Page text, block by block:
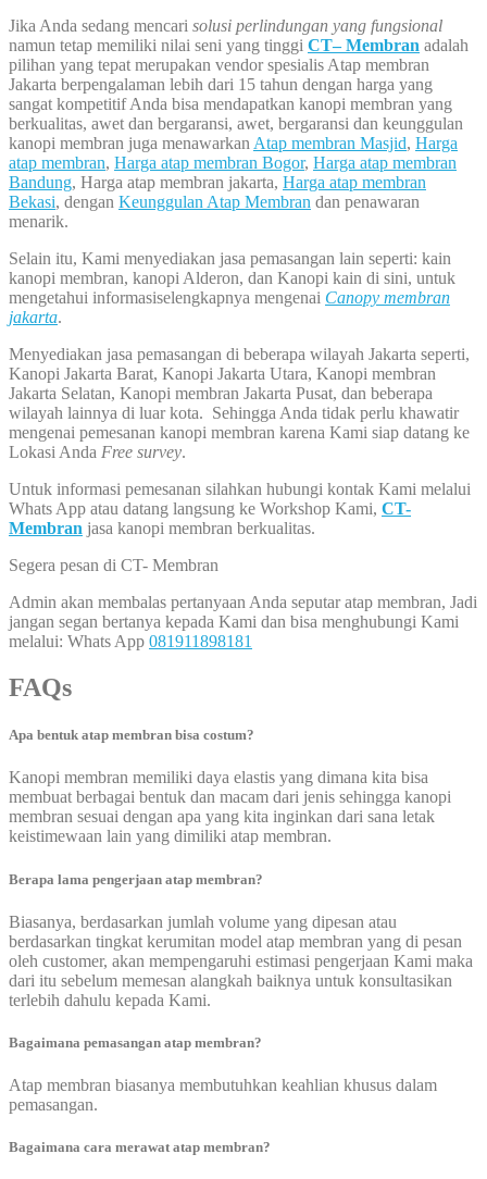
Jika Anda sedang mencari solusi perlindungan yang fungsional
namun tetap memiliki nilai seni yang tinggi CT– Membran adalah
pilihan yang tepat merupakan vendor spesialis Atap membran
Jakarta berpengalaman lebih dari 15 tahun dengan harga yang
sangat kompetitif Anda bisa mendapatkan kanopi membran yang
berkualitas, awet dan bergaransi, awet, bergaransi dan keunggulan
kanopi membran juga menawarkan Atap membran Masjid, Harga
atap membran, Harga atap membran Bogor, Harga atap membran
Bandung, Harga atap membran jakarta, Harga atap membran
Bekasi, dengan Keunggulan Atap Membran dan penawaran
menarik.
Selain itu, Kami menyediakan jasa pemasangan lain seperti: kain
kanopi membran, kanopi Alderon, dan Kanopi kain di sini, untuk
mengetahui informasiselengkapnya mengenai Canopy membran
jakarta.
Menyediakan jasa pemasangan di beberapa wilayah Jakarta seperti,
Kanopi Jakarta Barat, Kanopi Jakarta Utara, Kanopi membran
Jakarta Selatan, Kanopi membran Jakarta Pusat, dan beberapa
wilayah lainnya di luar kota. Sehingga Anda tidak perlu khawatir
mengenai pemesanan kanopi membran karena Kami siap datang ke
Lokasi Anda Free survey.
Untuk informasi pemesanan silahkan hubungi kontak Kami melalui
Whats App atau datang langsung ke Workshop Kami, CT-
Membran jasa kanopi membran berkualitas.
Segera pesan di CT- Membran
Admin akan membalas pertanyaan Anda seputar atap membran, Jadi
jangan segan bertanya kepada Kami dan bisa menghubungi Kami
melalui: Whats App 081911898181
FAQs
Apa bentuk atap membran bisa costum?
Kanopi membran memiliki daya elastis yang dimana kita bisa
membuat berbagai bentuk dan macam dari jenis sehingga kanopi
membran sesuai dengan apa yang kita inginkan dari sana letak
keistimewaan lain yang dimiliki atap membran.
Berapa lama pengerjaan atap membran?
Biasanya, berdasarkan jumlah volume yang dipesan atau
berdasarkan tingkat kerumitan model atap membran yang di pesan
oleh customer, akan mempengaruhi estimasi pengerjaan Kami maka
dari itu sebelum memesan alangkah baiknya untuk konsultasikan
terlebih dahulu kepada Kami.
Bagaimana pemasangan atap membran?
Atap membran biasanya membutuhkan keahlian khusus dalam
pemasangan.
Bagaimana cara merawat atap membran?